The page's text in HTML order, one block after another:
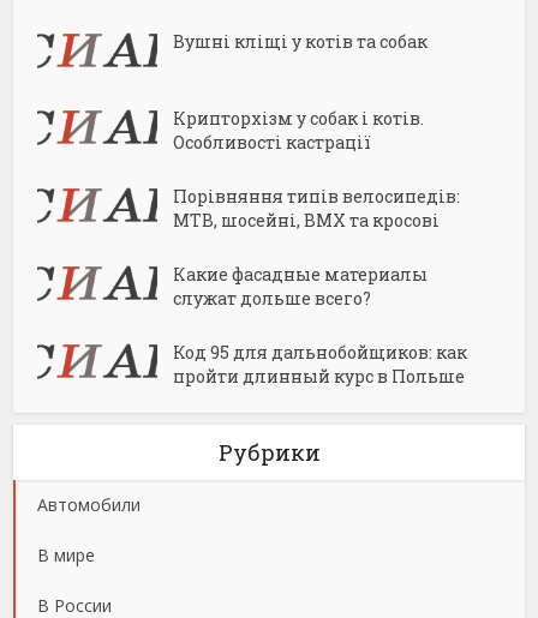
Вушні кліщі у котів та собак
Крипторхізм у собак і котів.
Особливості кастрації
Порівняння типів велосипедів:
MTB, шосейні, BMX та кросові
Какие фасадные материалы
служат дольше всего?
Код 95 для дальнобойщиков: как
пройти длинный курс в Польше
Рубрики
Автомобили
В мире
В России